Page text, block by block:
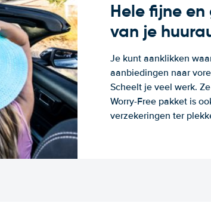
Hele fijne
van je
Je kunt aanklikken
aanbiedingen naar
Scheelt je veel werk.
Worry-Free pakket is
verzekeringen ter